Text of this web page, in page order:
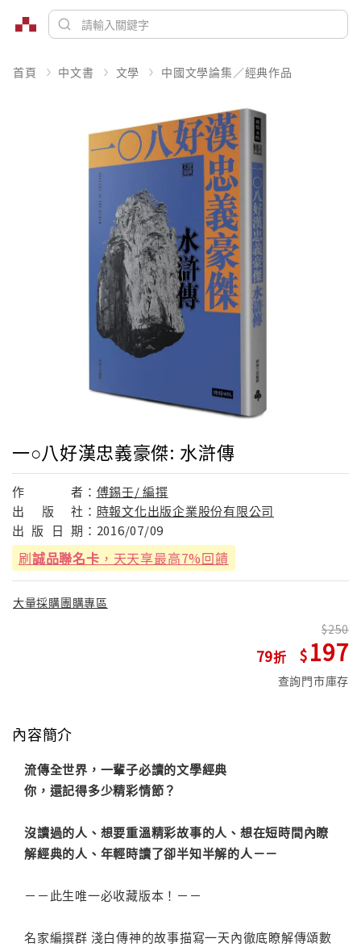
首頁 中文書 文學 中國文學論集／經典作品
一○八好漢忠義豪傑: 水滸傳
作 者： 傅錫壬/ 編撰
出
版 社： 時報文化出版企業股份有限公司
出 版 日 期： 2016/07/09
刷誠品聯名卡 ，天天享最高7%回饋
大量採購團購專區
79
250
197
查詢門市庫存
內容簡介
流傳全世界，一輩子必讀的文學經典
你，還記得多少精彩情節？
沒讀過的人、想要重溫精彩故事的人、想在短時間內瞭
解經典的人、年輕時讀了卻半知半解的人－－
－－此生唯一必收藏版本！－－
名家編撰群 淺白傳神的故事描寫一天內徹底瞭解傳頌數